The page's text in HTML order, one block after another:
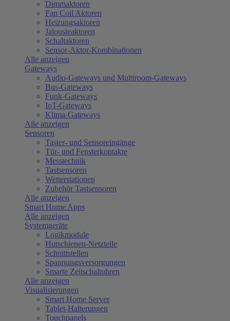
Dimmaktoren
Fan Coil Aktoren
Heizungsaktoren
Jalousieaktoren
Schaltaktoren
Sensor-Aktor-Kombinationen
Alle anzeigen
Gateways
Audio-Gateways und Multiroom-Gateways
Bus-Gateways
Funk-Gateways
IoT-Gateways
Klima-Gateways
Alle anzeigen
Sensoren
Taster- und Sensoreingänge
Tür- und Fensterkontakte
Messtechnik
Tastsensoren
Wetterstationen
Zubehör Tastsensoren
Alle anzeigen
Smart Home Apps
Alle anzeigen
Systemgeräte
Logikmodule
Hutschienen-Netzteile
Schnittstellen
Spannungsversorgungen
Smarte Zeitschaltuhren
Alle anzeigen
Visualisierungen
Smart Home Server
Tablet-Halterungen
Touchpanels